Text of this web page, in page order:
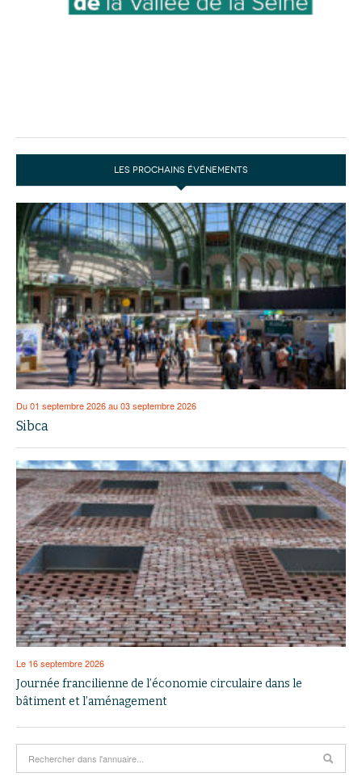
LES PROCHAINS ÉVÉNEMENTS
Du 01 septembre 2026 au 03 septembre 2026
Sibca
Le 16 septembre 2026
Journée francilienne de l’économie circulaire dans le
bâtiment et l’aménagement